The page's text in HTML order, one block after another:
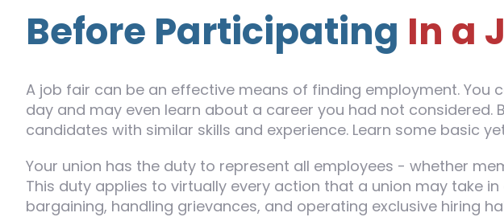
Before Participating In a
A job fair can be an effective means of finding employment.
day and may even learn about a career you had not
candidates with similar skills and experience. Learn some basic
Your union has the duty to represent all employees - whether
This duty applies to virtually every action that a union may take
bargaining, handling grievances, and operating exclusive hiring